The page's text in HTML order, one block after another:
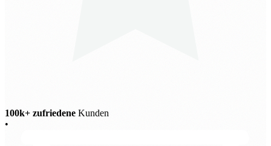
100k+ zufriedene Kunden
•